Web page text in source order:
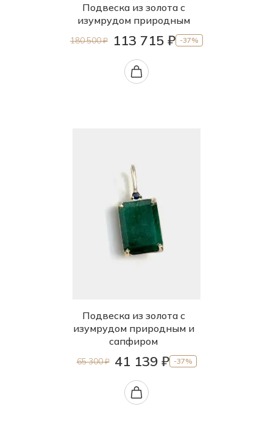
Подвеска из золота с
изумрудом природным
180 500 ₽ 113 715 ₽ -37%
Подвеска из золота с
изумрудом природным и
сапфиром
65 300 ₽ 41 139 ₽ -37%